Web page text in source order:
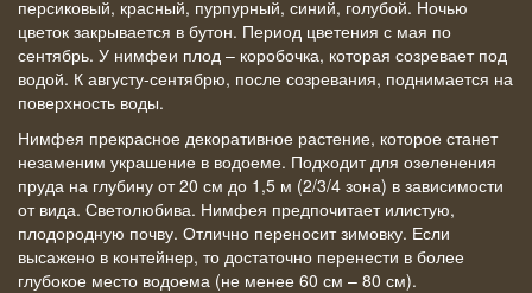
персиковый, красный, пурпурный, синий, голубой. Ночью
цветок закрывается в бутон. Период цветения с мая по
сентябрь. У нимфеи плод – коробочка, которая созревает под
водой. К августу-сентябрю, после созревания, поднимается на
поверхность воды.
Нимфея прекрасное декоративное растение, которое станет
незаменим украшение в водоеме. Подходит для озеленения
пруда на глубину от 20 см до 1,5 м (2/3/4 зона) в зависимости
от вида. Светолюбива. Нимфея предпочитает илистую,
плодородную почву. Отлично переносит зимовку. Если
высажено в контейнер, то достаточно перенести в более
глубокое место водоема (не менее 60 см – 80 см).